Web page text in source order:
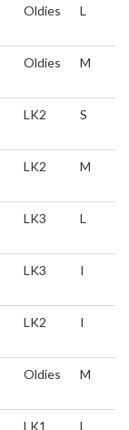
Oldies L
Oldies M
LK2 S
LK2 M
LK3 L
LK3 I
LK2 I
Oldies M
LK1 L